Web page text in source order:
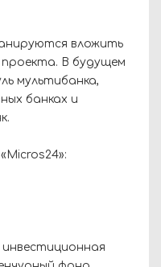
вложить
В будущем
мультибанка,
банках и
инвестиционная